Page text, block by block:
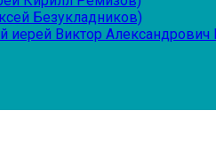
Безукладников)
иерей Виктор Александрович